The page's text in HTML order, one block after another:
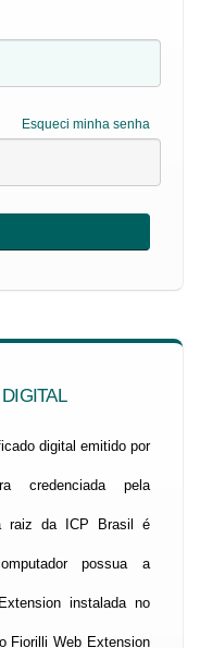
Esqueci minha senha
digital emitido por
credenciada pela
raiz da ICP Brasil é
possua a
instalada no
Fiorilli Web Extension